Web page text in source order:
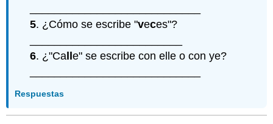
5. ¿Cómo se escribe "veces"?
6. ¿"Ca lle" se escribe con elle o con ye?
Respuestas